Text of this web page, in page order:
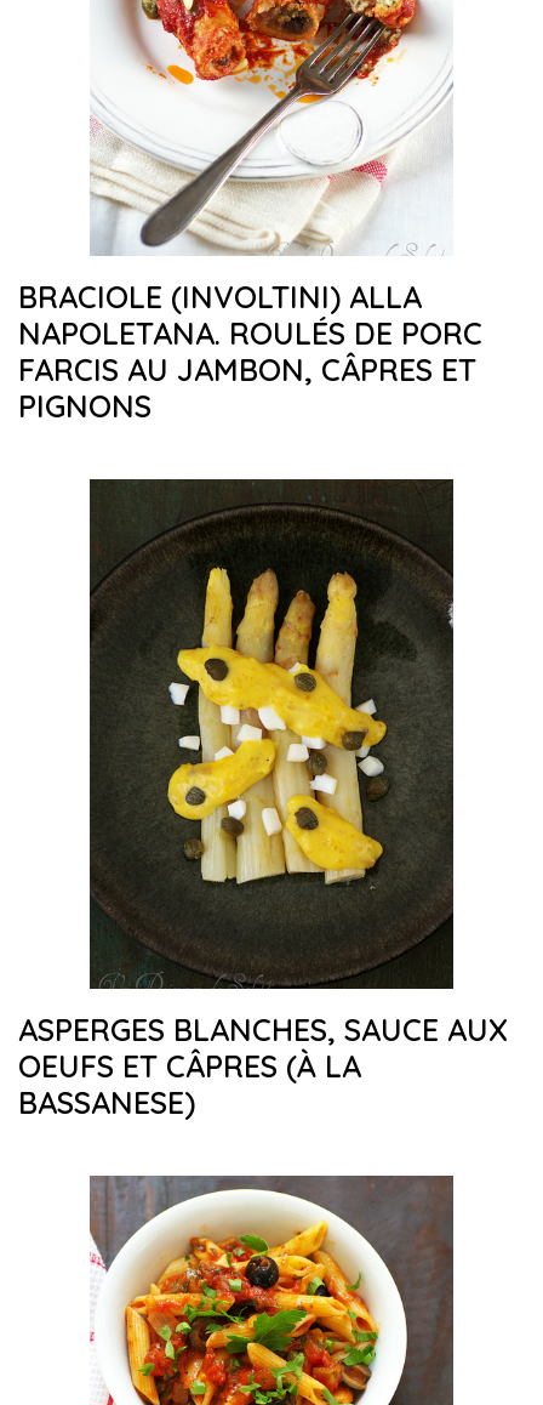
BRACIOLE (INVOLTINI) ALLA
NAPOLETANA. ROULÉS DE PORC
FARCIS AU JAMBON, CÂPRES ET
PIGNONS
ASPERGES BLANCHES, SAUCE AUX
OEUFS ET CÂPRES (À LA
BASSANESE)